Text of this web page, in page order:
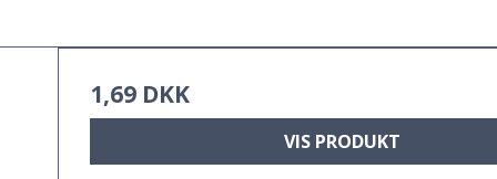
1,69 DKK
VIS PRODUKT